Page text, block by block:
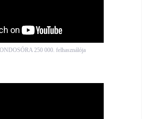
250 000. felhasználója